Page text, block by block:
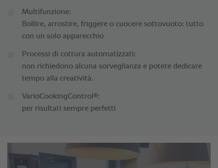
Multifunzione:
Bollire, arrostire, friggere o cuocere sottovuoto: tutto
con un solo apparecchio
Processi di cottura automatizzati:
non richiedono alcuna sorveglianza e potete dedicare
tempo alla creatività.
VarioCookingControl ®:
per risultati sempre perfetti